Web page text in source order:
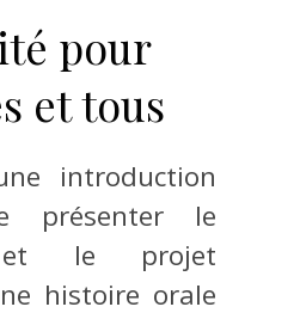
pour
et tous
introduction
présenter le
et le projet
histoire orale